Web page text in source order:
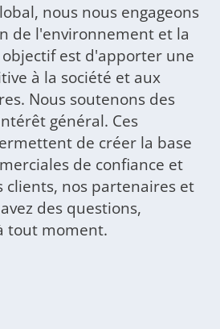
nous nous engageons
de l'environnement et la
est d'apporter une
à la société et aux
Nous soutenons des
général. Ces
de créer la base
de confiance et
clients, nos partenaires et
des questions,
tout moment.